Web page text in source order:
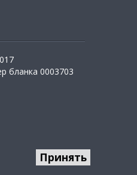
бланка 0003703
Принять